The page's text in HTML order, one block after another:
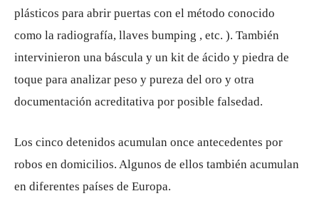
plásticos para abrir puertas con el método conocido
como la radiografía, llaves bumping , etc. ). También
intervinieron una báscula y un kit de ácido y piedra de
toque para analizar peso y pureza del oro y otra
documentación acreditativa por posible falsedad.
Los cinco detenidos acumulan once antecedentes por
robos en domicilios. Algunos de ellos también acumulan
en diferentes países de Europa.